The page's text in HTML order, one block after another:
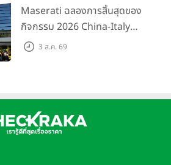
200 คัน พร้อมข้อเสนอสุดคุ้ม
Maserati ฉลองการสิ้นสุดของ
กิจกรรม 2026 China-Italy
Grand Tour ณ สำนักงาน
3 ส.ค. 69